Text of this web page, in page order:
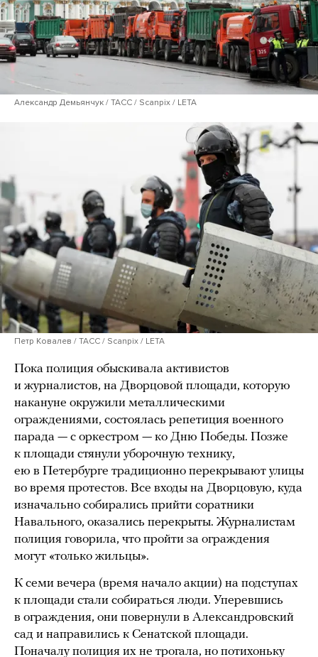
Александр Демьянчук / ТАСС / Scanpix / LETA
Петр Ковалев / ТАСС / Scanpix / LETA
Пока полиция обыскивала активистов
и журналистов, на Дворцовой площади, которую
накануне окружили металлическими
ограждениями, состоялась репетиция военного
парада — с оркестром — ко Дню Победы. Позже
к площади стянули уборочную технику,
ею в Петербурге традиционно перекрывают улицы
во время протестов. Все входы на Дворцовую, куда
изначально собирались прийти соратники
Навального, оказались перекрыты. Журналистам
полиция говорила, что пройти за ограждения
могут «только жильцы».
К семи вечера (время начало акции) на подступах
к площади стали собираться люди. Уперевшись
в ограждения, они повернули в Александровский
сад и направились к Сенатской площади.
Поначалу полиция их не трогала, но потихоньку